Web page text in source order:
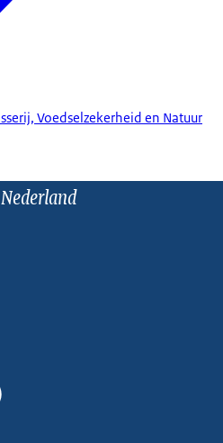
Voedselzekerheid en Natuur